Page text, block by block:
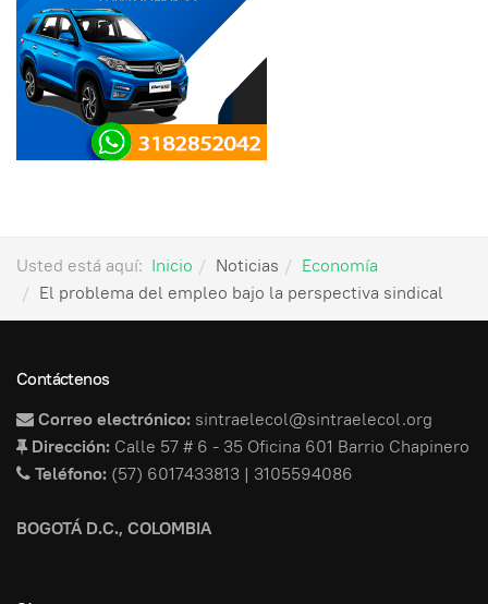
Usted está aquí: Inicio Noticias
Economía
El problema del empleo bajo la perspectiva sindical
Contáctenos
Correo electrónico: sintraelecol@sintraelecol.org
Dirección: Calle 57 # 6 - 35 Oficina 601 Barrio Chapinero
Teléfono: (57) 6017433813 | 3105594086
BOGOTÁ D.C., COLOMBIA